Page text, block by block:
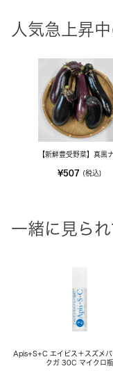
人気急上昇
【新鮮豊受野菜】真黒
¥507 (税込)
一緒に見ら
Apis+S+C エイピス＋スズメバ
クガ 30C マイクロ瓶